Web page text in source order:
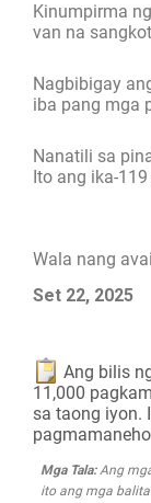
Kinumpirma
van na
Nagbibigay
iba pang mga
Nanatili sa
Ito ang ika-
Wala nang
Set 22, 2025
Ang bilis
11,000
sa taong iyon.
Mga Tala:Ang
ito ang mga